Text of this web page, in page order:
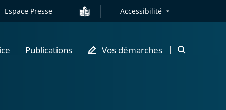
Espace Presse Accessibilité
Publications Vos démarches
Ouvrir